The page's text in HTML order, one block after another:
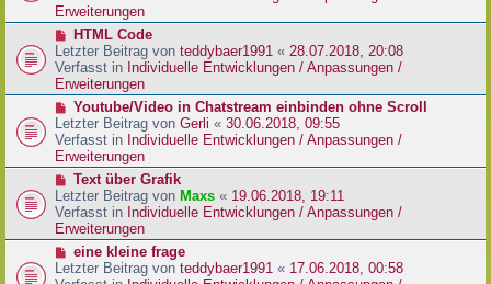
i
t
a
g
e
r
B
e
i
t
a
g
Erweiterungen
N
e
u
e
r
B
e
i
t
a
g
HTML Code
Letzter Beitrag von teddybaer1991 « 28.07.2018, 20:08
Verfasst in Individuelle Entwicklungen / Anpassungen /
Erweiterungen
N
e
u
e
r
B
e
i
t
a
Youtube/Video in Chatstream einbinden ohne Scroll
Letzter Beitrag von Gerli « 30.06.2018, 09:55
Verfasst in Individuelle Entwicklungen / Anpassungen /
Erweiterungen
N
e
u
e
r
B
e
Text über Grafik
Letzter Beitrag von Maxs « 19.06.2018, 19:11
Verfasst in Individuelle Entwicklungen / Anpassungen /
Erweiterungen
N
e
eine kleine frage
Letzter Beitrag von teddybaer1991 « 17.06.2018, 00:58